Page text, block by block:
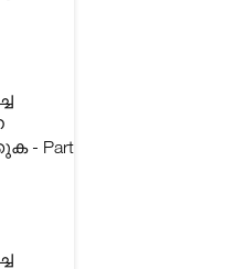
- Part